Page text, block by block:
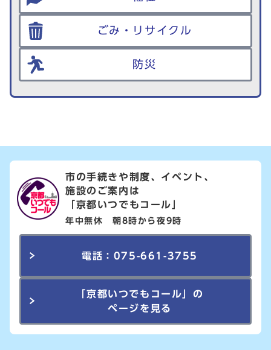
ごみ・リサイクル
防災
市の手続きや制度、イベント、
施設のご案内は
「京都いつでもコール」
年中無休 朝8時から夜9時
電話：075-661-3755
「京都いつでもコール」の
ページを見る